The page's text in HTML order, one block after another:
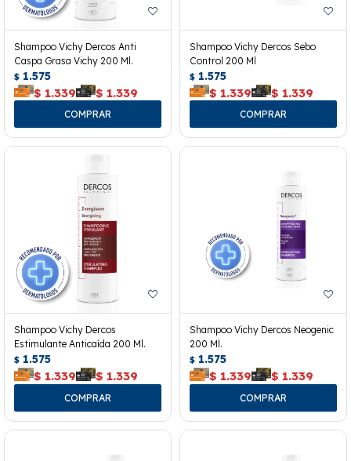
Shampoo Vichy Dercos Anti
Caspa Grasa Vichy 200 Ml.
$ 1.575
$ 1.339 $ 1.339
Shampoo Vichy Dercos Sebo
Control 200 Ml
$ 1.575
$ 1.339 $ 1.339
Shampoo Vichy Dercos
Estimulante Anticaída 200 Ml.
$ 1.575
$ 1.339 $ 1.339
Shampoo Vichy Dercos Neogenic
200 Ml.
$ 1.575
$ 1.339 $ 1.339